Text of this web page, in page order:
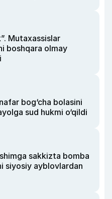
Mutaxassislar
boshqara olmay
bog‘cha bolasini
sud hukmi o‘qildi
sakkizta bomba
siyosiy ayblovlardan